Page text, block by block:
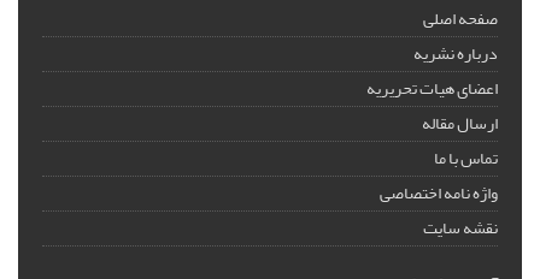
صفحه اصلی
درباره نشریه
اعضای هیات تحریریه
ارسال مقاله
تماس با ما
واژه نامه اختصاصی
نقشه سایت